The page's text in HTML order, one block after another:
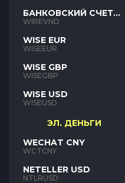
БАНКОВСКИЙ СЧЕТ
VND
WIREVND
WISE EUR
WISEEUR
WISE GBP
WISEGBP
WISE USD
WISEUSD
ЭЛ. ДЕНЬГИ
WECHAT CNY
WCTCNY
NETELLER USD
NTLRUSD